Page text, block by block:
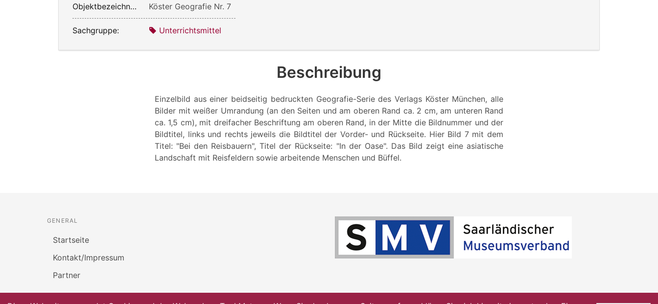
Objektbezeichnung:
Köster Geografie Nr. 7
Sachgruppe: Unterrichtsmittel
Beschreibung
Einzelbild aus einer beidseitig bedruckten Geografie-Serie des Verlags Köster München, alle
Bilder mit weißer Umrandung (an den Seiten und am oberen Rand ca. 2 cm, am unteren Rand
ca. 1,5 cm), mit dreifacher Beschriftung am oberen Rand, in der Mitte die Bildnummer und der
Bildtitel, links und rechts jeweils die Bildtitel der Vorder- und Rückseite. Hier Bild 7 mit dem
Titel: "Bei den Reisbauern", Titel der Rückseite: "In der Oase". Das Bild zeigt eine asiatische
Landschaft mit Reisfeldern sowie arbeitende Menschen und Büffel.
GENERAL
Startseite
Kontakt/Impressum
Partner